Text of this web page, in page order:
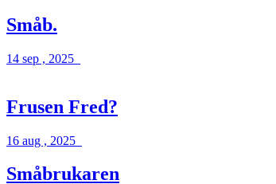
Småb.
14 sep , 2025
Frusen Fred?
16 aug , 2025
Småbrukaren